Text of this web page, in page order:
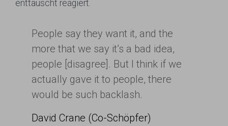
enttäuscht reagiert.
People say they want it, and the
more that we say it’s a bad idea,
people [disagree]. But I think if we
actually gave it to people, there
would be such backlash.
David Crane (Co-Schöpfer)